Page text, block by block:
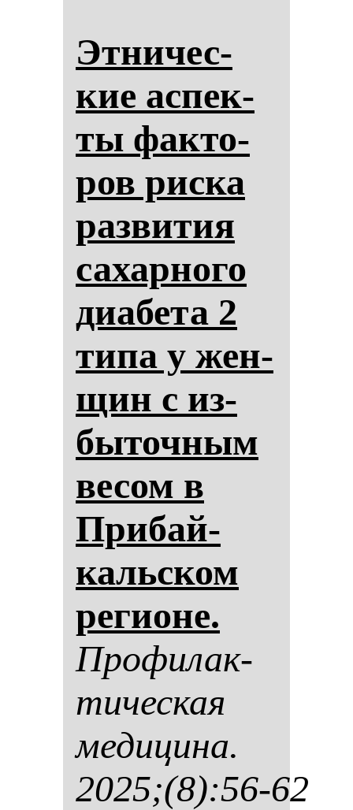
Эт­ни­чес­
кие ас­пек­
ты фак­то­
ров рис­ка
раз­ви­тия
са­хар­но­го
ди­абе­та 2
ти­па у жен­
щин с из­
бы­точ­ным
ве­сом в
При­бай­
кальском
ре­ги­оне.
Про­фи­лак­
ти­чес­кая
ме­ди­ци­на.
2025;(8):56-62